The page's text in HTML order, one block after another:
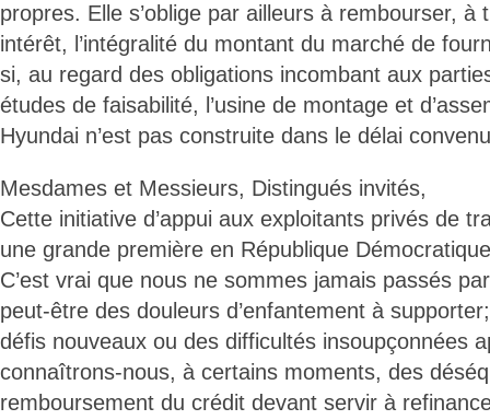
propres. Elle s’oblige par ailleurs à rembourser, à
intérêt, l’intégralité du montant du marché de
si, au regard des obligations incombant aux
études de faisabilité, l’usine de montage et
Hyundai n’est pas construite dans le délai
Mesdames et Messieurs, Distingués invités,
Cette initiative d’appui aux exploitants privés de
une grande première en République
C’est vrai que nous ne sommes jamais passés
peut-être des douleurs d’enfantement à
défis nouveaux ou des difficultés insoupçonnées
connaîtrons-nous, à certains moments, des
remboursement du crédit devant servir à